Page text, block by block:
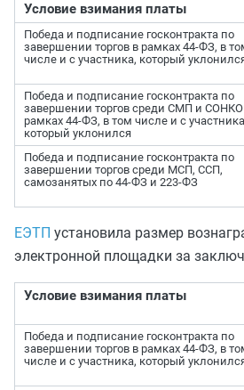
Условие взимания платы
Победа и подписание госконтракта по
завершении торгов в рамках 44-ФЗ, в
числе и с участника, который
Победа и подписание госконтракта по
завершении торгов среди СМП и СОНКО
рамках 44-ФЗ, в том числе и с
который уклонился
Победа и подписание госконтракта по
завершении торгов среди МСП, ССП,
самозанятых по 44-ФЗ и 223-ФЗ
ЕЭТП установила размер
электронной площадки за
Условие взимания платы
Победа и подписание госконтракта по
завершении торгов в рамках 44-ФЗ, в
числе и с участника, который